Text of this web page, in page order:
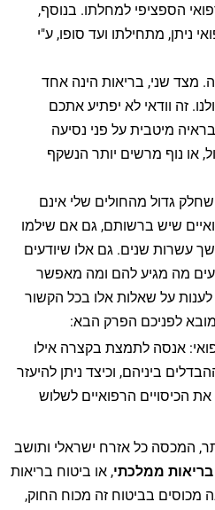
הספציפי למחלתו. בנוסף,
ניתן, מתחילתו ועד סופו, ע"י
מצד שני, בריאות הינה אחד
זה וודאי לא יפתיע אתכם
מיטבית על פני נסיעה
או נוף מרשים יותר הנשקף
גדול מהחולים שלי אינם
שיש ברשותם, גם אם שילמו
עשרות שנים. גם אלו שיודעים
מה מגיע להם ומה מאפשר
על שאלות אלו בכל הקשור
לפניכם הפרק הבא:
אנסה לתמצת בקצרה אילו
ביניהם, וכיצד ניתן להיעזר
הכיסויים הרפואיים לשלוש
המכסה כל אזרח ישראלי ותושב
בריאות ממלכתי, או ביטוח בריאות
מכוסים בביטוח זה מכוח החוק,